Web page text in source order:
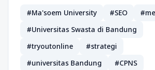
#Ma'soem University #SEO
#Universitas Swasta di Bandung
#tryoutonline
#strategi
#universitas Bandung
#CPNS